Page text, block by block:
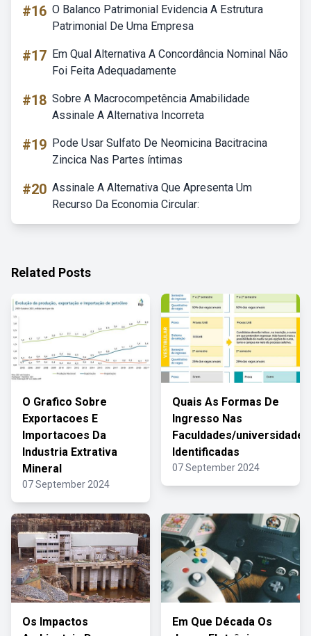
#16 O Balanco Patrimonial Evidencia A Estrutura
Patrimonial De Uma Empresa
#17 Em Qual Alternativa A Concordância Nominal Não
Foi Feita Adequadamente
#18 Sobre A Macrocompetência Amabilidade
Assinale A Alternativa Incorreta
#19 Pode Usar Sulfato De Neomicina Bacitracina
Zincica Nas Partes íntimas
#20 Assinale A Alternativa Que Apresenta Um
Recurso Da Economia Circular:
Related Posts
O Grafico Sobre
Exportacoes E
Importacoes Da
Industria Extrativa
Mineral
07 September 2024
Quais As Formas De
Ingresso Nas
Faculdades/universidades
Identificadas
07 September 2024
Os Impactos
Em Que Década Os